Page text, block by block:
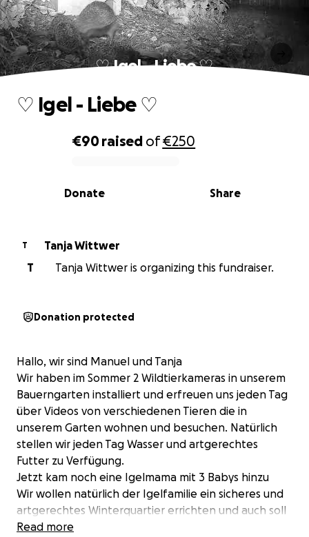
♡ Igel - Liebe ♡
0% complete
€90raised of€250
Share
Donate
♡ Igel - Liebe ♡
T
Tanja Wittwer
T
Tanja Wittwer is organizing this fundraiser.
Donation protected
Hallo, wir sind Manuel und Tanja
Wir haben im Sommer 2 Wildtierkameras in unserem
Bauerngarten installiert und erfreuen uns jeden Tag
über Videos von verschiedenen Tieren die in
unserem Garten wohnen und besuchen. Natürlich
stellen wir jeden Tag Wasser und artgerechtes
Futter zu Verfügung.
Jetzt kam noch eine Igelmama mit 3 Babys hinzu
Wir wollen natürlich der Igelfamilie ein sicheres und
artgerechtes Winterquartier errichten und auch soll
sich die Igelfamilie genug anfuttern damit sie den
Read more